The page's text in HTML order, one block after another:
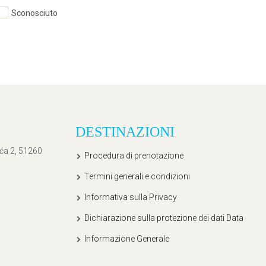
Sconosciuto
2, 51260
DESTINAZIONI
Procedura di prenotazione
Termini generali e condizioni
Informativa sulla Privacy
Dichiarazione sulla protezione dei dati Data
Informazione Generale